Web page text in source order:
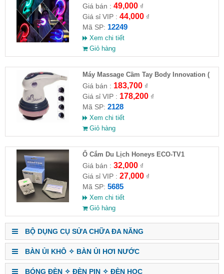
chiều tự động bay về
Giá bán : 49,000₫
Giá sỉ VIP : 44,000₫
Mã SP: 12249
Xem chi tiết
Giỏ hàng
Máy Massage Cầm Tay Body Innovation (
HĐ )
Giá bán : 183,700₫
Giá sỉ VIP : 178,200₫
Mã SP: 2128
Xem chi tiết
Giỏ hàng
Ổ Cắm Du Lịch Honeys ECO-TV1
Giá bán : 32,000₫
Giá sỉ VIP : 27,000₫
Mã SP: 5685
Xem chi tiết
Giỏ hàng
BỘ DỤNG CỤ SỬA CHỮA ĐA NĂNG
BÀN ỦI KHÔ ✧ BÀN ỦI HƠI NƯỚC
BÓNG ĐÈN ✧ ĐÈN PIN ✧ ĐÈN HỌC